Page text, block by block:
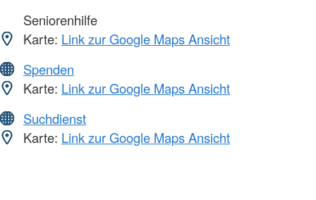
Seniorenhilfe
Karte: Link zur Google Maps Ansicht
Spenden
Karte: Link zur Google Maps Ansicht
Suchdienst
Karte: Link zur Google Maps Ansicht